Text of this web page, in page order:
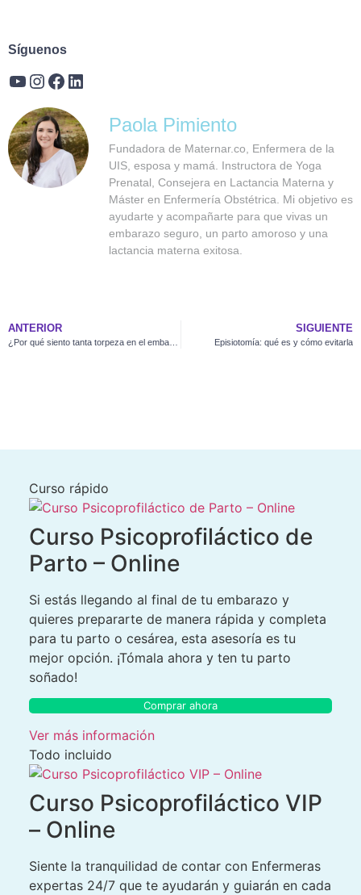
Síguenos
Paola Pimiento
Fundadora de Maternar.co, Enfermera de la
UIS, esposa y mamá. Instructora de Yoga
Prenatal, Consejera en Lactancia Materna y
Máster en Enfermería Obstétrica. Mi objetivo es
ayudarte y acompañarte para que vivas un
embarazo seguro, un parto amoroso y una
lactancia materna exitosa.
ANTERIOR SIGUIENTE
Episiotomía: qué es y cómo evitarla
Curso rápido
Curso Psicoprofiláctico de
Parto – Online
Si estás llegando al final de tu embarazo y
quieres prepararte de manera rápida y completa
para tu parto o cesárea, esta asesoría es tu
mejor opción. ¡Tómala ahora y ten tu parto
soñado!
Comprar ahora
Ver más información
Todo incluido
Curso Psicoprofiláctico VIP
– Online
Siente la tranquilidad de contar con Enfermeras
expertas 24/7 que te ayudarán y guiarán en cada